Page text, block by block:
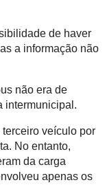
de haver
a informação não
não era de
intermunicipal.
veículo por
No entanto,
da carga
apenas os